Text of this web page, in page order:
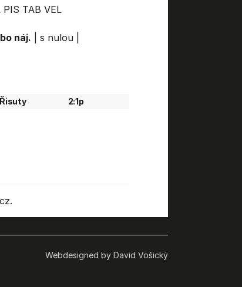
PIS TAB VEL
náj. s nulou|
Řisuty 2:1p
Webdesigned by David Vošický